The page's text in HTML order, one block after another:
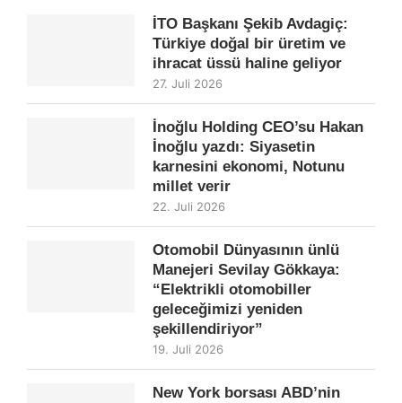
İTO Başkanı Şekib Avdagiç:
Türkiye doğal bir üretim ve
ihracat üssü haline geliyor
27. Juli 2026
İnoğlu Holding CEO’su Hakan
İnoğlu yazdı: Siyasetin
karnesini ekonomi, Notunu
millet verir
22. Juli 2026
Otomobil Dünyasının ünlü
Manejeri Sevilay Gökkaya:
“Elektrikli otomobiller
geleceğimizi yeniden
şekillendiriyor”
19. Juli 2026
New York borsası ABD’nin